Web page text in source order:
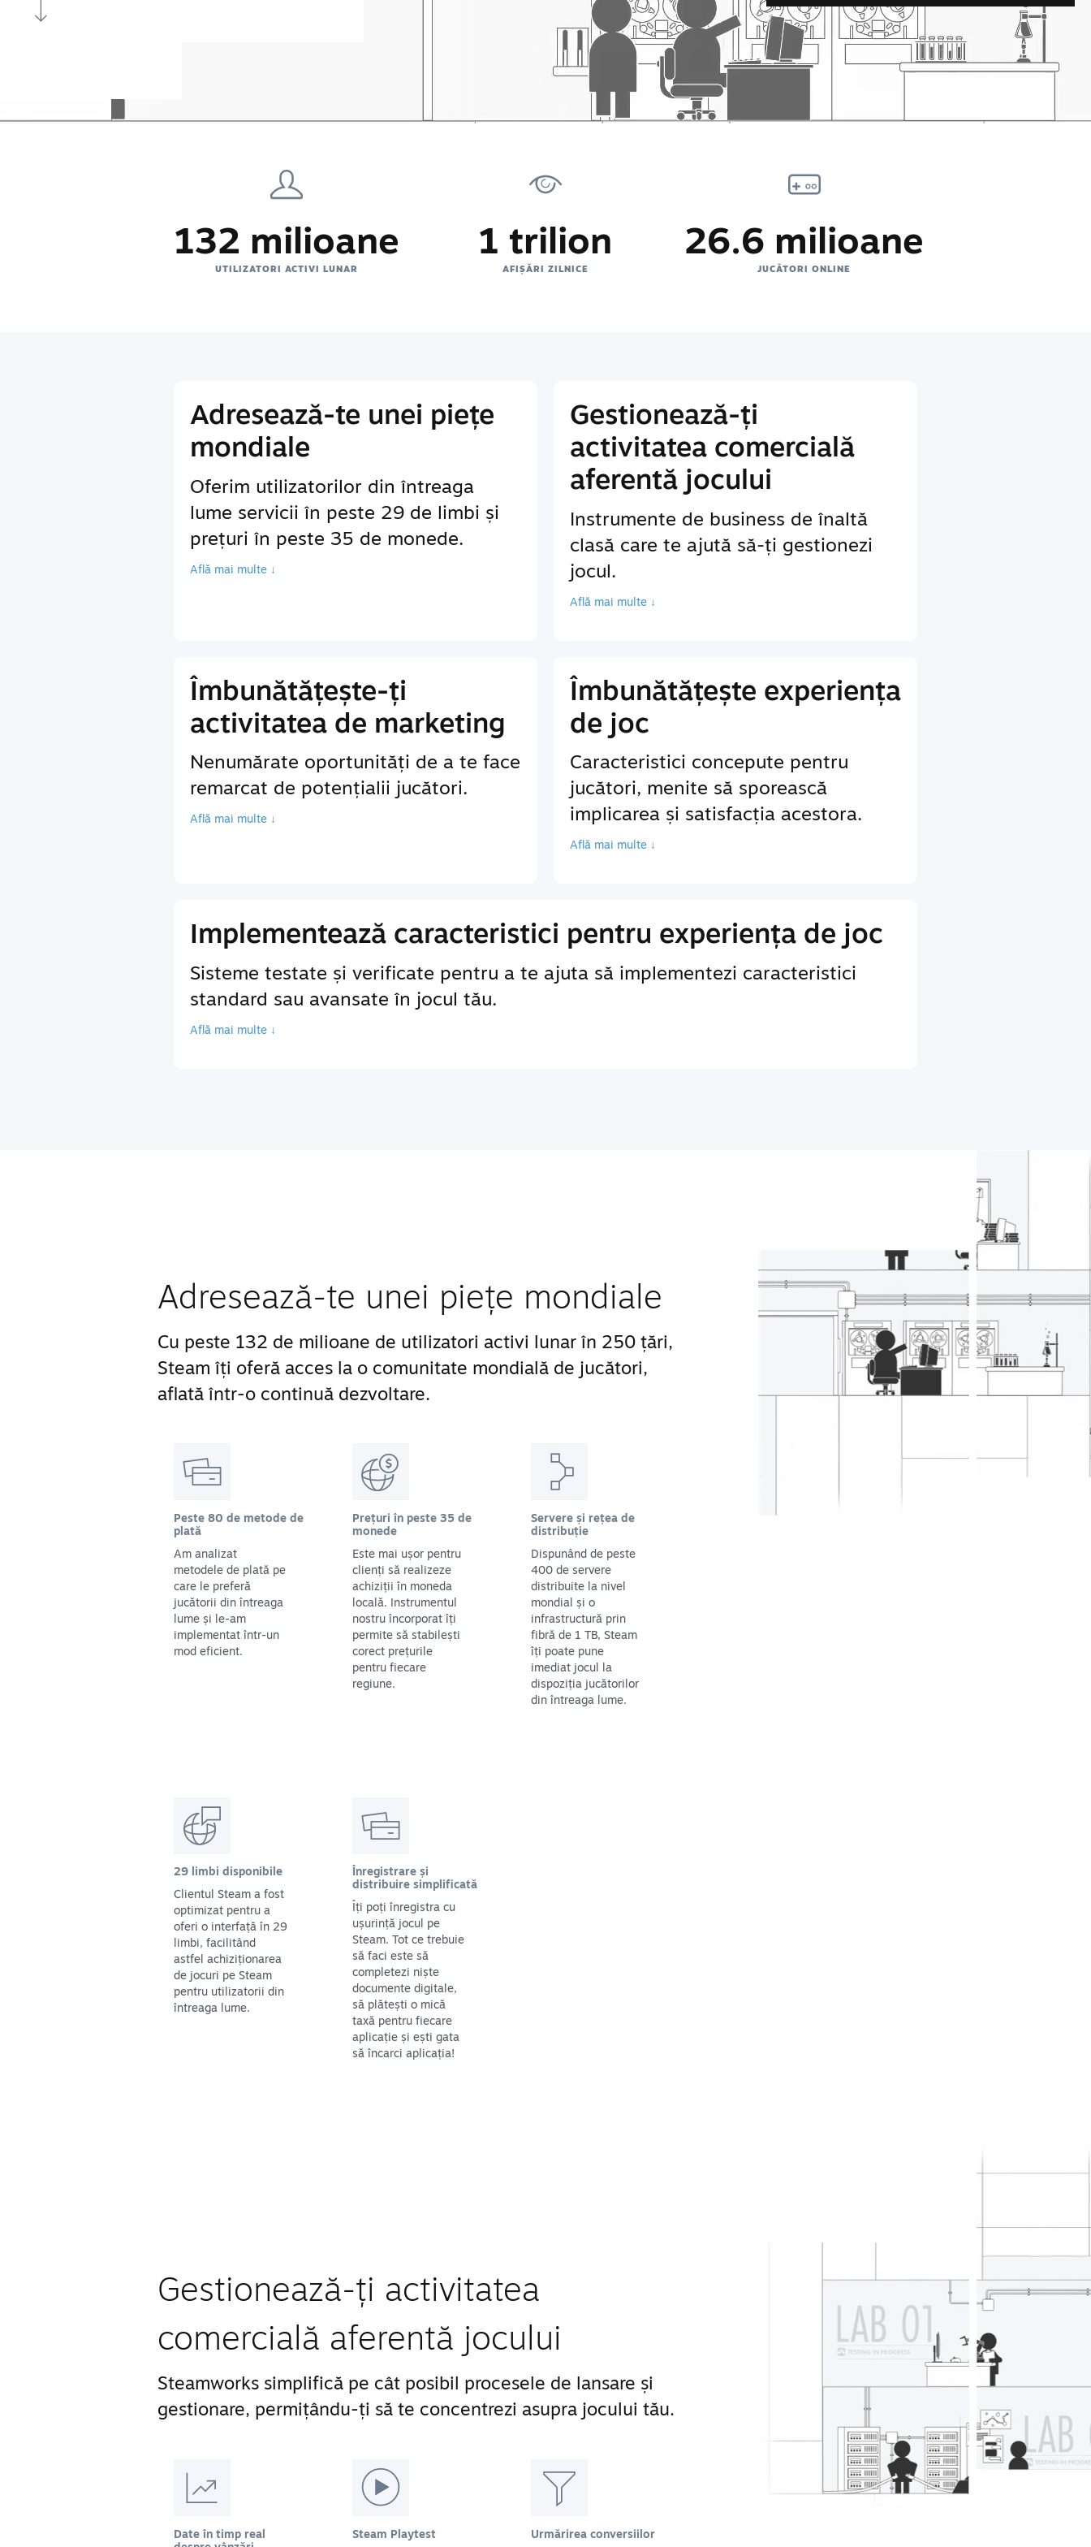
132 milioane
UTILIZATORI ACTIVI LUNAR
1 trilion
AFIȘĂRI ZILNICE
26.6 milioane
JUCĂTORI ONLINE
Adresează-te unei piețe
mondiale
Oferim utilizatorilor din întreaga
lume servicii în peste 29 de limbi și
prețuri în peste 35 de monede.
Află mai multe ↓
Gestionează-ți
activitatea comercială
aferentă jocului
Instrumente de business de înaltă
clasă care te ajută să-ți gestionezi
jocul.
Află mai multe ↓
Îmbunătățește-ți
activitatea de marketing
Nenumărate oportunități de a te face
remarcat de potențialii jucători.
Află mai multe ↓
Îmbunătățește experiența
de joc
Caracteristici concepute pentru
jucători, menite să sporească
implicarea și satisfacția acestora.
Află mai multe ↓
Implementează caracteristici pentru experiența de joc
Sisteme testate și verificate pentru a te ajuta să implementezi caracteristici
standard sau avansate în jocul tău.
Află mai multe ↓
Adresează-te unei piețe mondiale
Cu peste 132 de milioane de utilizatori activi lunar în 250 țări,
Steam îți oferă acces la o comunitate mondială de jucători,
aflată într-o continuă dezvoltare.
Peste 80 de metode de
plată
Am analizat
metodele de plată pe
care le preferă
jucătorii din întreaga
lume și le-am
implementat într-un
mod eficient.
Prețuri în peste 35 de
monede
Este mai ușor pentru
clienți să realizeze
achiziții în moneda
locală. Instrumentul
nostru încorporat îți
permite să stabilești
corect prețurile
pentru fiecare
regiune.
Servere și rețea de
distribuție
Dispunând de peste
400 de servere
distribuite la nivel
mondial și o
infrastructură prin
fibră de 1 TB, Steam
îți poate pune
imediat jocul la
dispoziția jucătorilor
din întreaga lume.
29 limbi disponibile
Clientul Steam a fost
optimizat pentru a
oferi o interfață în 29
limbi, facilitând
astfel achiziționarea
de jocuri pe Steam
pentru utilizatorii din
întreaga lume.
Înregistrare și
distribuire simplificată
Îți poți înregistra cu
ușurință jocul pe
Steam. Tot ce trebuie
să faci este să
completezi niște
documente digitale,
să plătești o mică
taxă pentru fiecare
aplicație și ești gata
să încarci aplicația!
Gestionează-ți activitatea
comercială aferentă jocului
Steamworks simplifică pe cât posibil procesele de lansare și
gestionare, permițându-ți să te concentrezi asupra jocului tău.
Date în timp real
Steam Playtest Urmărirea conversiilor